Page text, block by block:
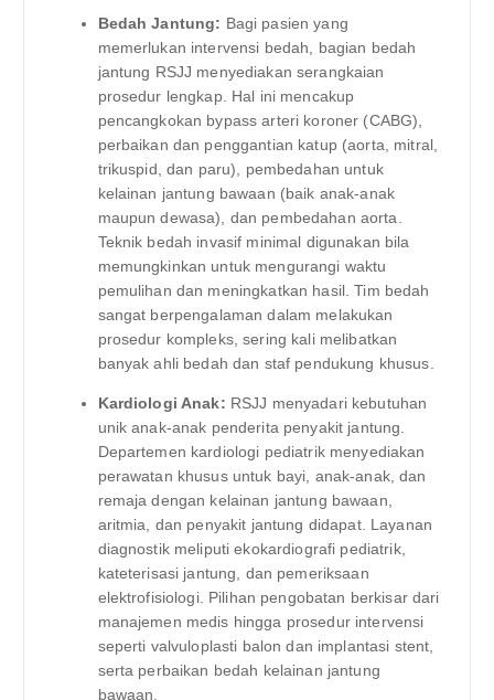
Bedah Jantung: Bagi pasien yang
memerlukan intervensi bedah, bagian bedah
jantung RSJJ menyediakan serangkaian
prosedur lengkap. Hal ini mencakup
pencangkokan bypass arteri koroner (CABG),
perbaikan dan penggantian katup (aorta, mitral,
trikuspid, dan paru), pembedahan untuk
kelainan jantung bawaan (baik anak-anak
maupun dewasa), dan pembedahan aorta.
Teknik bedah invasif minimal digunakan bila
memungkinkan untuk mengurangi waktu
pemulihan dan meningkatkan hasil. Tim bedah
sangat berpengalaman dalam melakukan
prosedur kompleks, sering kali melibatkan
banyak ahli bedah dan staf pendukung khusus.
Kardiologi Anak: RSJJ menyadari kebutuhan
unik anak-anak penderita penyakit jantung.
Departemen kardiologi pediatrik menyediakan
perawatan khusus untuk bayi, anak-anak, dan
remaja dengan kelainan jantung bawaan,
aritmia, dan penyakit jantung didapat. Layanan
diagnostik meliputi ekokardiografi pediatrik,
kateterisasi jantung, dan pemeriksaan
elektrofisiologi. Pilihan pengobatan berkisar dari
manajemen medis hingga prosedur intervensi
seperti valvuloplasti balon dan implantasi stent,
serta perbaikan bedah kelainan jantung
bawaan.